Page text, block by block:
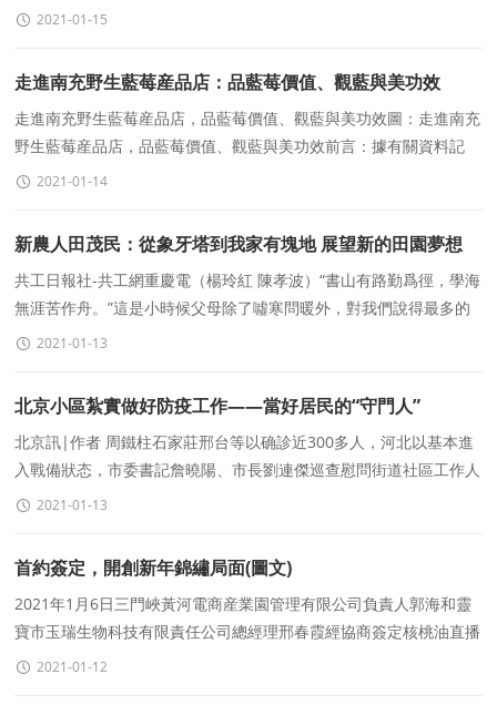
村主任助理，2015年至今任永富村黨支部書記,會甯
2021-01-15
走進南充野生藍莓産品店：品藍莓價值、觀藍與美功效
走進南充野生藍莓産品店，品藍莓價值、觀藍與美功效圖：走進南充
野生藍莓産品店，品藍莓價值、觀藍與美功效前言：據有關資料記
載：野生藍莓 (英文名Blueberry) 學名歐洲越桔
2021-01-14
新農人田茂民：從象牙塔到我家有塊地 展望新的田園夢想
共工日報社-共工網重慶電（楊玲紅 陳孝波）“書山有路勤爲徑，學海
無涯苦作舟。”這是小時候父母除了噓寒問暖外，對我們說得最多的
一句話。讀書對每個人來說是人
2021-01-13
北京小區紮實做好防疫工作——當好居民的“守門人”
北京訊|作者 周鐵柱石家莊邢台等以确診近300多人，河北以基本進
入戰備狀态，市委書記詹曉陽、市長劉連傑巡查慰問街道社區工作人
員志願者，我市核酸點增至86個，三河在加速全
2021-01-13
首約簽定，開創新年錦繡局面(圖文)
2021年1月6日三門峽黃河電商産業園管理有限公司負責人郭海和靈
寶市玉瑞生物科技有限責任公司總經理邢春霞經協商簽定核桃油直播
帶貨供貨合同。2021年1月6日兩家公司在玉瑞公
2021-01-12